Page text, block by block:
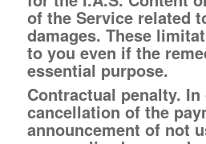
of the Service related
damages. These
to you even if the
essential purpose.
Contractual penalty.
cancellation of the
announcement of not